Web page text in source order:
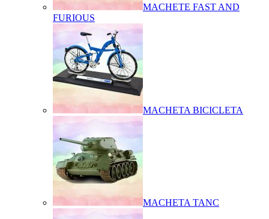
MACHETE FAST AND
FURIOUS
MACHETA BICICLETA
MACHETA TANC